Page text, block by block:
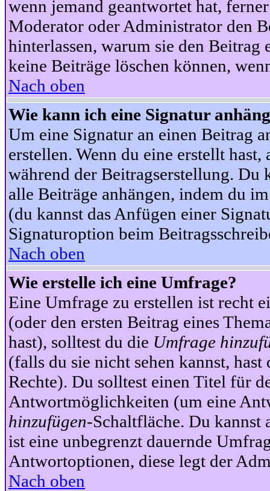
wenn jemand geantwortet hat,
Moderator oder Administrator den
hinterlassen, warum sie den Beitrag
keine Beiträge löschen können,
Nach oben
Wie kann ich eine Signatur
Um eine Signatur an einen Beitrag
erstellen. Wenn du eine erstellt
während der Beitragserstellung. Du
alle Beiträge anhängen, indem du
(du kannst das Anfügen einer
Signaturoption beim
Nach oben
Wie erstelle ich eine Umfrage?
Eine Umfrage zu erstellen ist recht
(oder den ersten Beitrag eines
hast), solltest du die Umfrage
(falls du sie nicht sehen kannst,
Rechte). Du solltest einen Titel für
Antwortmöglichkeiten (um eine
hinzufügen-Schaltfläche. Du
ist eine unbegrenzt dauernde
Antwortoptionen, diese legt der
Nach oben